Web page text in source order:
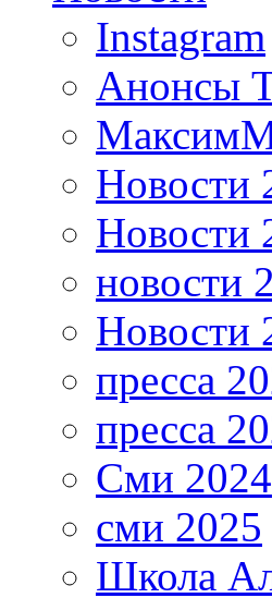
Instagram
Анонсы
Новости
Новости
новости
Новости
пресса
пресса
Сми 2024
сми 2025
Школа